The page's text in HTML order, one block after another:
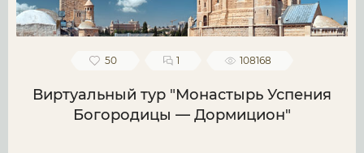
50 1 108168
Виртуальный тур "Монастырь Успения
Богородицы — Дормицион"